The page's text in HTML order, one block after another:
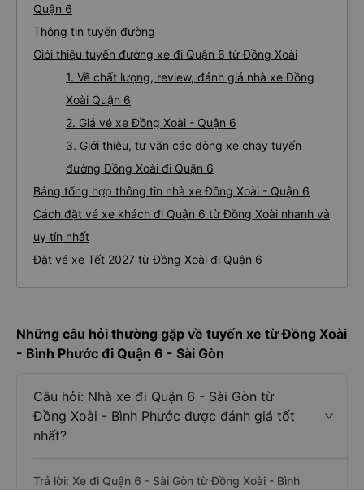
Quận 6
Thông tin tuyến đường
Giới thiệu tuyến đường xe đi Quận 6 từ Đồng Xoài
1. Về chất lượng, review, đánh giá nhà xe Đồng
Xoài Quận 6
2. Giá vé xe Đồng Xoài - Quận 6
3. Giới thiệu, tư vấn các dòng xe chạy tuyến
đường Đồng Xoài đi Quận 6
Bảng tổng hợp thông tin nhà xe Đồng Xoài - Quận 6
Cách đặt vé xe khách đi Quận 6 từ Đồng Xoài nhanh và
uy tín nhất
Đặt vé xe Tết 2027 từ Đồng Xoài đi Quận 6
Những câu hỏi thường gặp về tuyến xe từ Đồng Xoài
- Bình Phước đi Quận 6 - Sài Gòn
Câu hỏi: Nhà xe đi Quận 6 - Sài Gòn từ
Đồng Xoài - Bình Phước được đánh giá tốt
nhất?
Trả lời: Xe đi Quận 6 - Sài Gòn từ Đồng Xoài - Bình